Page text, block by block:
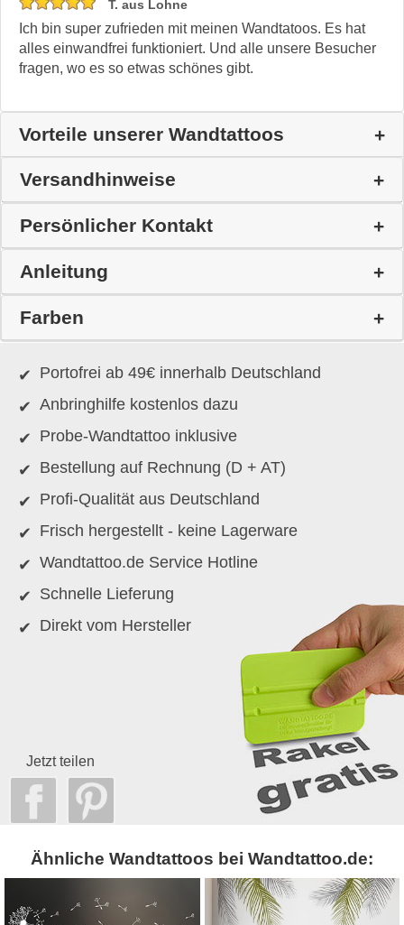
T. aus Lohne
Ich bin super zufrieden mit meinen Wandtatoos. Es hat
alles einwandfrei funktioniert. Und alle unsere Besucher
fragen, wo es so etwas schönes gibt.
Vorteile unserer Wandtattoos
Versandhinweise
Persönlicher Kontakt
Anleitung
Farben
Portofrei ab 49€ innerhalb Deutschland
Anbringhilfe kostenlos dazu
Probe-Wandtattoo inklusive
Bestellung auf Rechnung (D + AT)
Profi-Qualität aus Deutschland
Frisch hergestellt - keine Lagerware
Wandtattoo.de Service Hotline
Schnelle Lieferung
Direkt vom Hersteller
Jetzt teilen
Ähnliche Wandtattoos bei Wandtattoo.de: